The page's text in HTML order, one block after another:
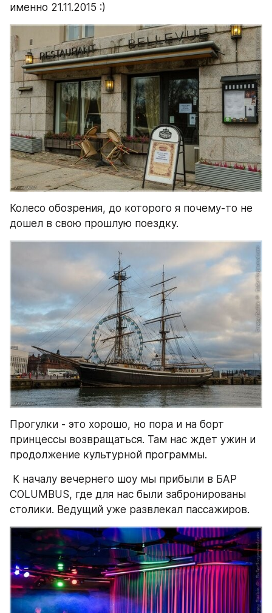
именно 21.11.2015 :)
Колесо обозрения, до которого я почему-то не
дошел в свою прошлую поездку.
Прогулки - это хорошо, но пора и на борт
принцессы возвращаться. Там нас ждет ужин и
продолжение культурной программы.
COLUMBUS, где для нас были забронированы
столики. Ведущий уже развлекал пассажиров.